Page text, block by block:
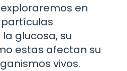
en
glucosa, su
estas afectan su
vivos.